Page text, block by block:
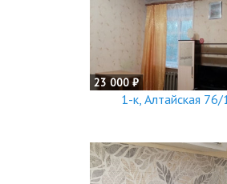
23 000 ₽
1-к, Алтайская 76/